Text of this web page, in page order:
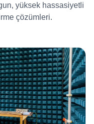
yüksek hassasiyetli
çözümleri.